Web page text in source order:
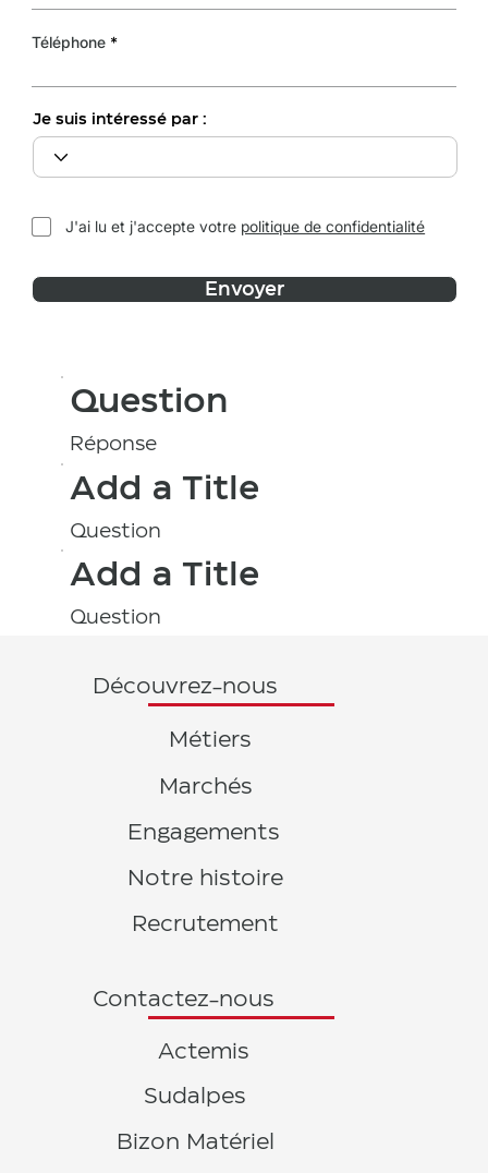
Téléphone
Je suis intéressé par :
J'ai lu et j'accepte votre politique de confidentialité
Envoyer
Question
Réponse
Add a Title
Question
Add a Title
Question
Bizon Matériel
Sudalpes
Actemis
Contactez-nous
Recrutement
Notre histoire
Engagements
Marchés
Métiers
Découvrez-nous